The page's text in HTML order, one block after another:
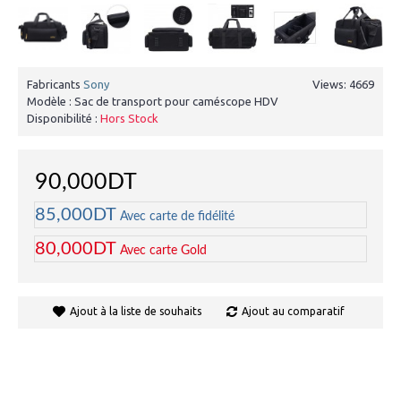
Views: 4669
Fabricants Sony
Modèle : Sac de transport pour caméscope HDV
Disponibilité : Hors Stock
90,000DT
85,000DT Avec carte de fidélité
80,000DT Avec carte Gold
Ajout à la liste de souhaits Ajout au comparatif